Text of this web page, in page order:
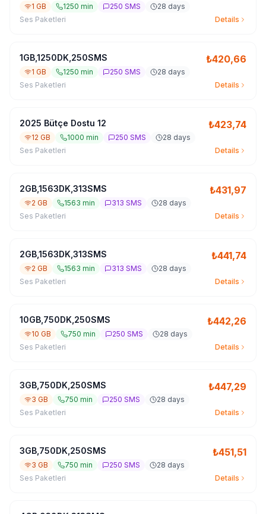
1 GB 1250 min 250 SMS
28 days
Ses Paketleri
Details
1GB,1250DK,250SMS ₺420,66
1 GB 1250 min 250 SMS
28 days
Ses Paketleri
Details
2025 Bütçe Dostu 12 ₺423,74
12 GB 1000 min 250 SMS
28 days
Ses Paketleri
Details
2GB,1563DK,313SMS ₺431,97
2 GB 1563 min 313 SMS
28 days
Ses Paketleri
Details
2GB,1563DK,313SMS ₺441,74
2 GB 1563 min 313 SMS
28 days
Ses Paketleri
Details
10GB,750DK,250SMS ₺442,26
10 GB 750 min 250 SMS
28 days
Ses Paketleri
Details
3GB,750DK,250SMS ₺447,29
3 GB 750 min 250 SMS
28 days
Ses Paketleri
Details
3GB,750DK,250SMS ₺451,51
3 GB 750 min 250 SMS
28 days
Ses Paketleri
Details